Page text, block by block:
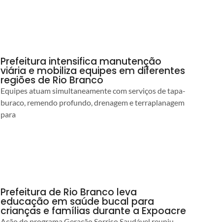
Prefeitura intensifica manutenção
viária e mobiliza equipes em diferentes
regiões de Rio Branco
Equipes atuam simultaneamente com serviços de tapa-
buraco, remendo profundo, drenagem e terraplanagem
para
Prefeitura de Rio Branco leva
educação em saúde bucal para
crianças e famílias durante a Expoacre